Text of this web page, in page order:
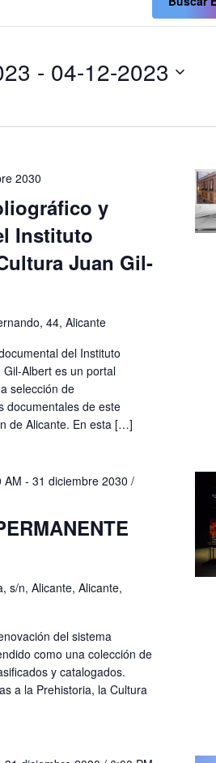
- 04-12-2023
y
Instituto
Juan Gil-
2030
44, Alicante
del Instituto
Albert es un portal
selección de
documentales de este
de Alicante. En esta […]
AM -31 diciembre 2030 /
s/n, Alicante, Alicante,
del sistema
como una colección de
y catalogados.
a la Prehistoria, la Cultura